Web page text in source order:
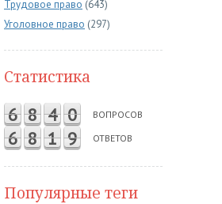
Трудовое право (643)
Уголовное право (297)
Статистика
6 8 4 0 ВОПРОСОВ
6 8 1 9 ОТВЕТОВ
Популярные теги